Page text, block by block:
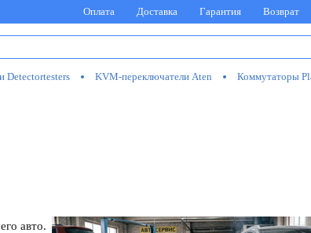
Оплата Доставка Гарантия Возврат
Detectortesters KVM-переключатели Aten Коммутаторы
авто.